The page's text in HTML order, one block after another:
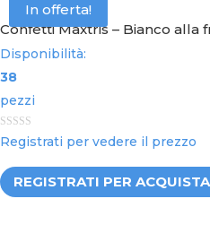
In offerta!
Confetti Maxtris – Bianco alla
Disponibilità:
38
pezzi
0
o
o
f
Registrati per vedere il prezzo
REGISTRATI PER